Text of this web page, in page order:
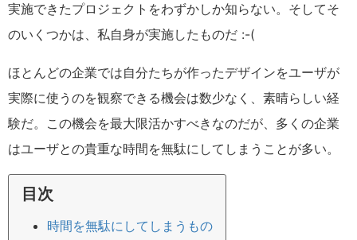
実施できたプロジェクトをわずかしか知らない。そしてそ
のいくつかは、私自身が実施したものだ :-(
ほとんどの企業では自分たちが作ったデザインをユーザが
実際に使うのを観察できる機会は数少なく、素晴らしい経
験だ。この機会を最大限活かすべきなのだが、多くの企業
はユーザとの貴重な時間を無駄にしてしまうことが多い。
目次
時間を無駄にしてしまうもの